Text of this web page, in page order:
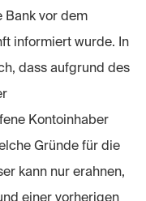
Bank vor dem
informiert wurde. In
dass aufgrund des
Kontoinhaber
Gründe für die
kann nur erahnen,
einer vorherigen